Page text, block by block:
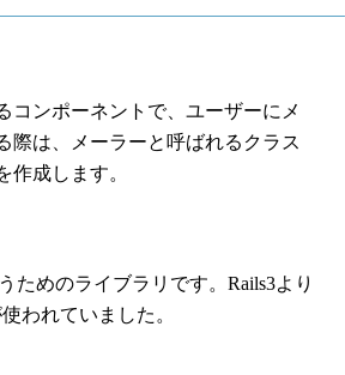
ンポーネントで、ユーザーにメ
際は、メーラーと呼ばれるクラス
成します。
めのライブラリです。Rails3より
われていました。